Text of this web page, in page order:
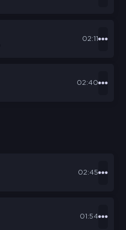
02:11
02:40
02:45
01:54